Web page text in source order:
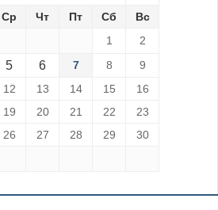
Ср Чт Пт Сб
Вс
1
2
5 6 7 8
9
12 13 14 15
16
19 20 21 22
23
26 27 28 29
30